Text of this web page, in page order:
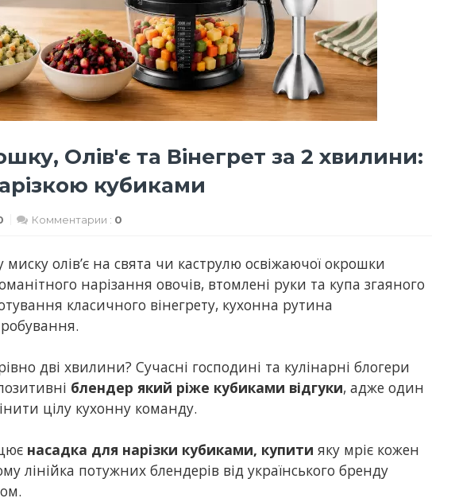
Олів'є та Вінегрет за 2 хвилини:
кубиками
Комментарии : 0
олів’є на свята чи каструлю освіжаючої окрошки
нарізання овочів, втомлені руки та купа згаяного
класичного вінегрету, кухонна рутина
дві хвилини? Сучасні господині та кулінарні блогери
блендер який ріже кубиками відгуки, адже один
цілу кухонну команду.
насадка для нарізки кубиками, купити яку мріє кожен
лінійка потужних блендерів від українського бренду